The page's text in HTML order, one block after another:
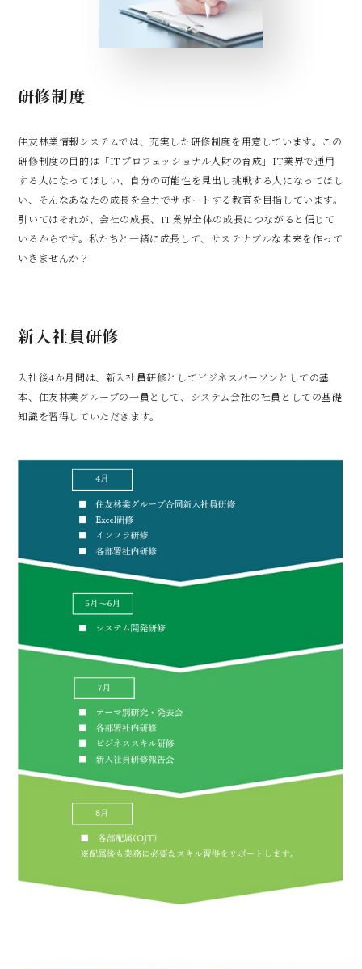
研修制度
住友林業情報システムでは、充実した研修制度を用意しています。この
研修制度の目的は「ITプロフェッショナル人財の育成」IT業界で通用
する人になってほしい、自分の可能性を見出し挑戦する人になってほし
い、そんなあなたの成長を全力でサポートする教育を目指しています。
引いてはそれが、会社の成長、IT業界全体の成長につながると信じて
いるからです。私たちと一緒に成長して、サステナブルな未来を作って
いきませんか？
新入社員研修
入社後4か月間は、新入社員研修としてビジネスパーソンとしての基
本、住友林業グループの一員として、システム会社の社員としての基礎
知識を習得していただきます。